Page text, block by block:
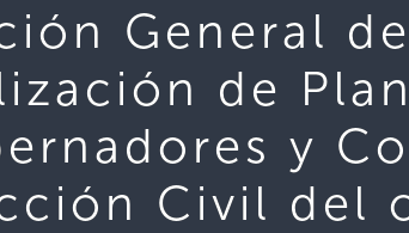
General
de
y
Civil del